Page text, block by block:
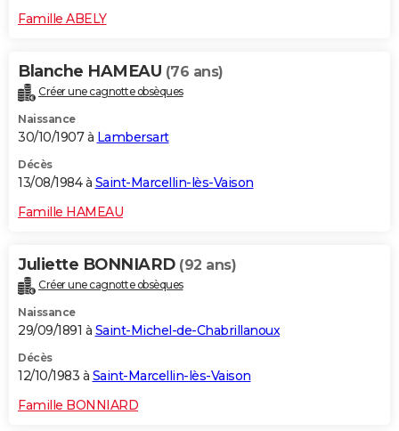
Famille ABELY
Blanche HAMEAU (76 ans)
Créer une cagnotte obsèques
Naissance
30/10/1907 à Lambersart
Décès
13/08/1984 à Saint-Marcellin-lès-Vaison
Famille HAMEAU
Juliette BONNIARD (92 ans)
Créer une cagnotte obsèques
Naissance
29/09/1891 à Saint-Michel-de-Chabrillanoux
Décès
12/10/1983 à Saint-Marcellin-lès-Vaison
Famille BONNIARD